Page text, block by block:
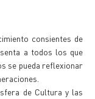
consientes de
a todos los que
se pueda reflexionar
de Cultura y las